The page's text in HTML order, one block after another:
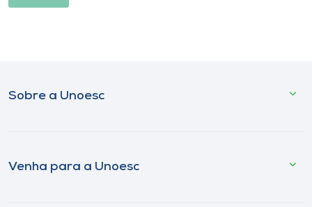
Sobre a Unoesc
Venha para a Unoesc